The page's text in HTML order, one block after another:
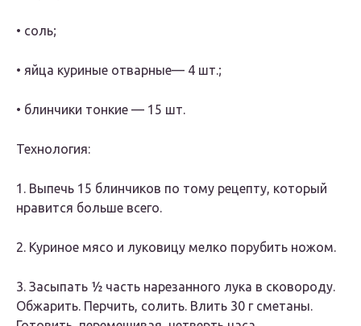
• соль;
• яйца куриные отварные— 4 шт.;
• блинчики тонкие — 15 шт.
Технология:
1. Выпечь 15 блинчиков по тому рецепту, который
нравится больше всего.
2. Куриное мясо и луковицу мелко порубить ножом.
3. Засыпать ½ часть нарезанного лука в сковороду.
Обжарить. Перчить, солить. Влить 30 г сметаны.